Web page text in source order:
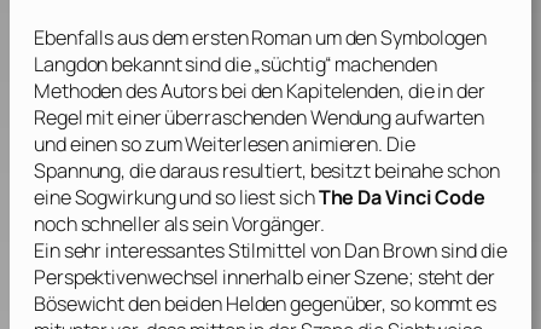
Ebenfalls aus dem ersten Roman um den Symbologen
Langdon bekannt sind die „süchtig“ machenden
Methoden des Autors bei den Kapitelenden, die in der
Regel mit einer überraschenden Wendung aufwarten
und einen so zum Weiterlesen animieren. Die
Spannung, die daraus resultiert, besitzt beinahe schon
eine Sogwirkung und so liest sichThe Da Vinci Code
noch schneller als sein Vorgänger.
Ein sehr interessantes Stilmittel vonDan Brownsind die
Perspektivenwechsel innerhalb einer Szene; steht der
Bösewicht den beiden Helden gegenüber, so kommt es